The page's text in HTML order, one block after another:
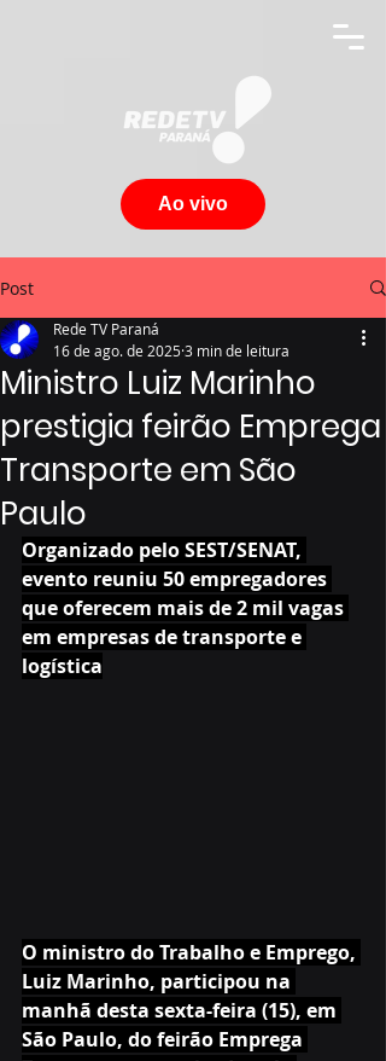
Ao vivo
Post
Ministro Luiz Marinho
prestigia feirão Emprega
Transporte em São
Paulo
Rede TV Paraná
16 de ago. de 20253 min de leitura
Organizado pelo SEST/SENAT,
evento reuniu 50 empregadores
que oferecem mais de 2 mil vagas
em empresas de transporte e
logística
O ministro do Trabalho e Emprego,
Luiz Marinho, participou na
manhã desta sexta-feira (15), em
São Paulo, do feirão Emprega